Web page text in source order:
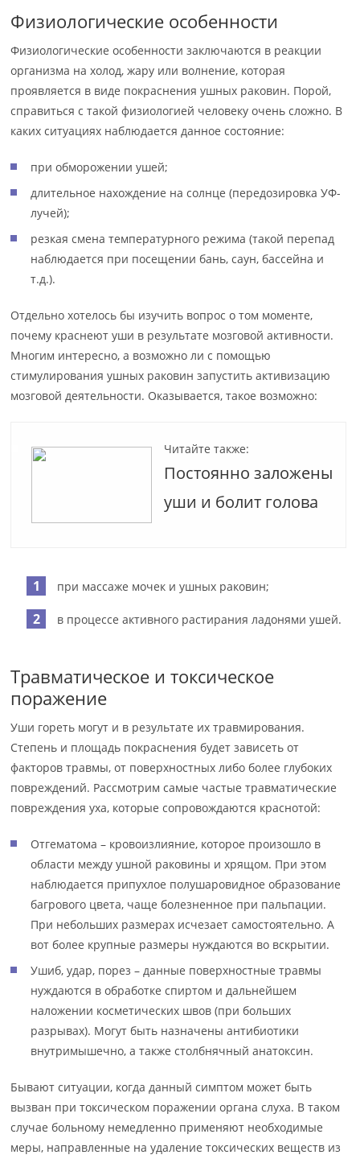
Физиологические особенности
Физиологические особенности заключаются в реакции
организма на холод, жару или волнение, которая
проявляется в виде покраснения ушных раковин. Порой,
справиться с такой физиологией человеку очень сложно. В
каких ситуациях наблюдается данное состояние:
при обморожении ушей;
длительное нахождение на солнце (передозировка УФ-
лучей);
резкая смена температурного режима (такой перепад
наблюдается при посещении бань, саун, бассейна и
т.д.).
Отдельно хотелось бы изучить вопрос о том моменте,
почему краснеют уши в результате мозговой активности.
Многим интересно, а возможно ли с помощью
стимулирования ушных раковин запустить активизацию
мозговой деятельности. Оказывается, такое возможно:
Читайте также:
Постоянно заложены
уши и болит голова
при массаже мочек и ушных раковин;
в процессе активного растирания ладонями ушей.
Травматическое и токсическое
поражение
Уши гореть могут и в результате их травмирования.
Степень и площадь покраснения будет зависеть от
факторов травмы, от поверхностных либо более глубоких
повреждений. Рассмотрим самые частые травматические
повреждения уха, которые сопровождаются краснотой:
Отгематома – кровоизлияние, которое произошло в
области между ушной раковины и хрящом. При этом
наблюдается припухлое полушаровидное образование
багрового цвета, чаще болезненное при пальпации.
При небольших размерах исчезает самостоятельно. А
вот более крупные размеры нуждаются во вскрытии.
Ушиб, удар, порез – данные поверхностные травмы
нуждаются в обработке спиртом и дальнейшем
наложении косметических швов (при больших
разрывах). Могут быть назначены антибиотики
внутримышечно, а также столбнячный анатоксин.
Бывают ситуации, когда данный симптом может быть
вызван при токсическом поражении органа слуха. В таком
случае больному немедленно применяют необходимые
меры, направленные на удаление токсических веществ из